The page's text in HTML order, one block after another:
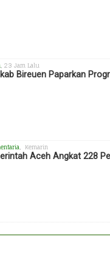
, 23 Jam Lalu
Bireuen Paparkan
, Kemarin
Aceh Angkat 228